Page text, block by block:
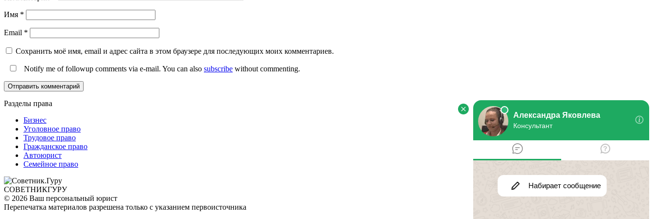
Имя *
Email *
Сохранить моё имя, email и адрес сайта в этом браузере для последующих моих комментариев.
Notify me of followup comments via e-mail. You can also subscribe without commenting.
Разделы права
Бизнес
Уголовное право
Трудовое право
Гражданское право
Автоюрист
Семейное право
СОВЕТНИКГУРУ
© 2026 Ваш персональный юрист
Перепечатка материалов разрешена только с указанием первоисточника